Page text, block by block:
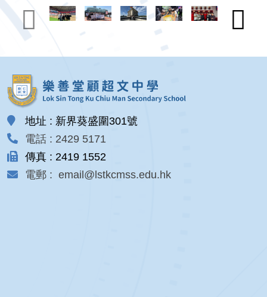
地址 : 新界葵盛圍301號
電話 : 2429 5171
傳真 : 2419 1552
電郵 : email@lstkcmss.edu.hk